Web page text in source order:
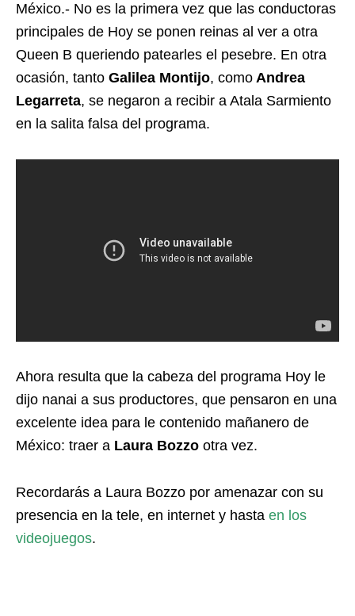
México.- No es la primera vez que las conductoras
principales de Hoy se ponen reinas al ver a otra
Queen B queriendo patearles el pesebre. En otra
ocasión, tanto Galilea Montijo, como Andrea
Legarreta, se negaron a recibir a Atala Sarmiento
en la salita falsa del programa.
Ahora resulta que la cabeza del programa Hoy le
dijo nanai a sus productores, que pensaron en una
excelente idea para le contenido mañanero de
México: traer a Laura Bozzo otra vez.
Recordarás a Laura Bozzo por amenazar con su
presencia en la tele, en internet y hasta en los
videojuegos.